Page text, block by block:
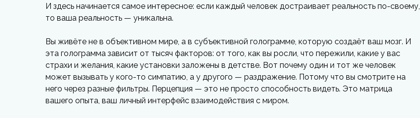
И здесь начинается самое интересное: если каждый человек достраивает реальность по-своему,
то ваша реальность — уникальна.
Вы живёте не в объективном мире, а в субъективной голограмме, которую создаёт ваш мозг. И
эта голограмма зависит от тысяч факторов: от того, как вы росли, что пережили, какие у вас
страхи и желания, какие установки заложены в детстве. Вот почему один и тот же человек
может вызывать у кого-то симпатию, а у другого — раздражение. Потому что вы смотрите на
него через разные фильтры. Перцепция — это не просто способность видеть. Это матрица
вашего опыта, ваш личный интерфейс взаимодействия с миром.